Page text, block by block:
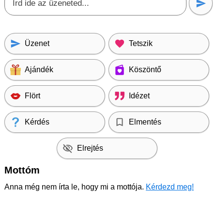
Üzenet Tetszik
Ajándék Köszöntő
Flört Idézet
Kérdés Elmentés
Elrejtés
Mottóm
Anna még nem írta le, hogy mi a mottója. Kérdezd meg!